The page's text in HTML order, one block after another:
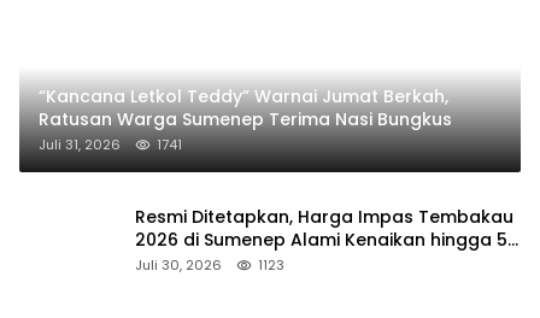
“Kancana Letkol Teddy” Warnai Jumat Berkah,
Ratusan Warga Sumenep Terima Nasi Bungkus
Juli 31, 2026 1741
Resmi Ditetapkan, Harga Impas Tembakau
2026 di Sumenep Alami Kenaikan hingga 5
Persen
Juli 30, 2026 1123